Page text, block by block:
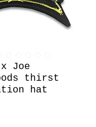
Joe
thirst
hat